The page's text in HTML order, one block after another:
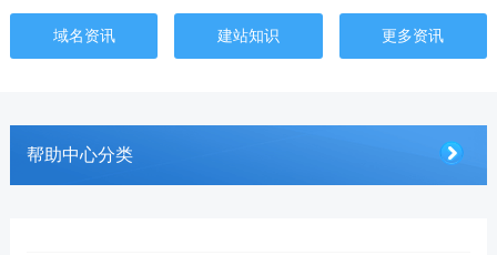
域名资讯 建站知识 更多资讯
帮助中心分类